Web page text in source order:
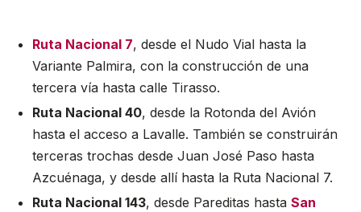
Ruta Nacional 7, desde el Nudo Vial hasta la
Variante Palmira, con la construcción de una
tercera vía hasta calle Tirasso.
Ruta Nacional 40, desde la Rotonda del Avión
hasta el acceso a Lavalle. También se construirán
terceras trochas desde Juan José Paso hasta
Azcuénaga, y desde allí hasta la Ruta Nacional 7.
Ruta Nacional 143, desde Pareditas hasta San